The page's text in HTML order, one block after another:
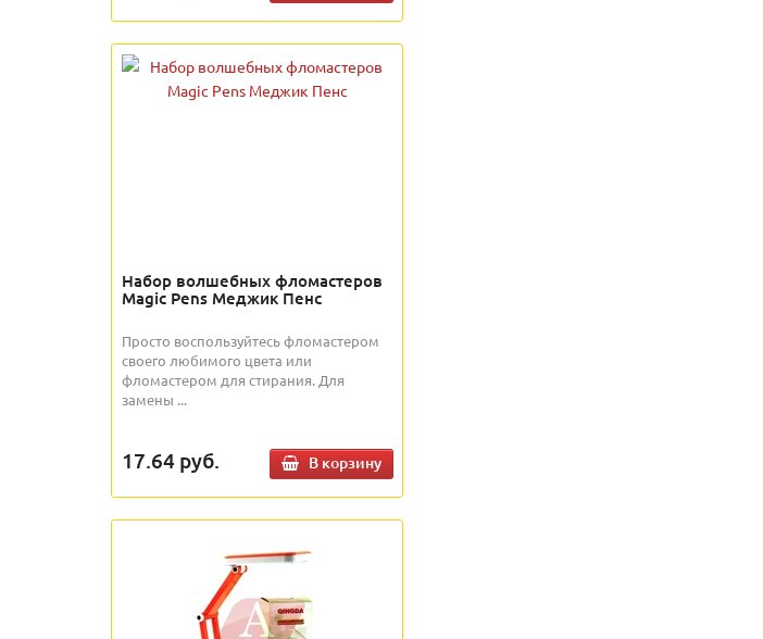
Набор волшебных фломастеров
Magic Pens Меджик Пенс
Просто воспользуйтесь фломастером
своего любимого цвета или
фломастером для стирания. Для
замены ...
17.64 руб. В корзину